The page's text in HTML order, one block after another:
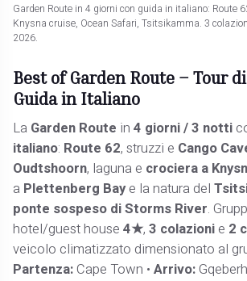
Garden Route in 4 giorni con guida in italiano: Route
Knysna cruise, Ocean Safari, Tsitsikamma. 3
2026.
Best of Garden Route –Tour
Guida in Italiano
La Garden Route in4 giorni / 3 notti
italiano: Route 62, struzzi e Cango
Oudtshoorn, laguna e crociera a
a Plettenberg Baye la natura del
ponte sospeso di Storms River.
hotel/guest house4★,3 colazionie 2
veicolo climatizzato dimensionato al
Partenza:Cape Town •Arrivo: